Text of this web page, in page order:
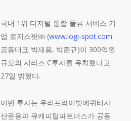
국내 1위 디지털 통합 물류 서비스 기
업 로지스팟㈜ (www.logi-spot.com
공동대표 박재용, 박준규)이 300억원
규모의 시리즈 C투자를 유치했다고
27일 밝혔다.
이번 투자는 우리프라이빗에퀴티자
산운용과 큐캐피탈파트너스가 공동